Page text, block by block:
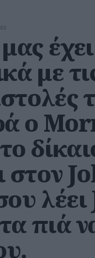
με
ο
στον
λέει
πιά